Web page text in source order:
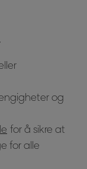
og
for å sikre at
for alle